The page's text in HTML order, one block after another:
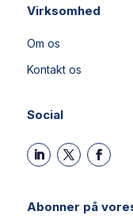
Virksomhed
Om os
Kontakt os
Social
Abonner på